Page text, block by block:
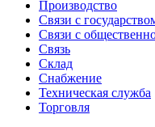
Производство
Связи с
Связи с
Связь
Склад
Снабжение
Техническая служба
Торговля